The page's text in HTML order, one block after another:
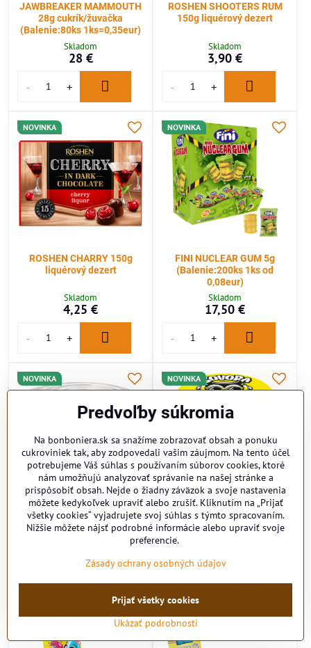
JAWBREAKER MAMMOUTH
28g cukrík/žuvačka
(Balenie:80ks 1ks=0,35eur)
Skladom
28 €
ROSHEN SHOOTERS RUM
150g liquérový dezert
Skladom
3,90 €
NOVINKA
ROSHEN CHARRY 150g
liquérový dezert
Skladom
4,25 €
NOVINKA
FINI NUCLEAR GUM 5g
(Balenie:200ks 1ks od
0,08eur)
Skladom
17,50 €
NOVINKA
DIPPO LIENKY 5g čokoládky
(Balenie:100ks 1ks od
0,075eur)
8,50 €
NOVINKA
POPCORN BANANA 60g
banánový
0,99 €
NOVINKA
Predvoľby súkromia
Na bonboniera.sk sa snažíme zobrazovať obsah a ponuku
cukroviniek tak, aby zodpovedali vašim záujmom. Na tento účel
potrebujeme Váš súhlas s používaním súborov cookies, ktoré
nám umožňujú analyzovať správanie na našej stránke a
prispôsobiť obsah. Nejde o žiadny záväzok a svoje nastavenia
môžete kedykoľvek upraviť alebo zrušiť. Kliknutím na „Prijať
všetky cookies“ vyjadrujete svoj súhlas s týmto spracovaním.
Nižšie môžete nájsť podrobné informácie alebo upraviť svoje
preferencie.
Zásady ochrany osobných údajov
Ukázať podrobnosti
Prijať všetky cookies